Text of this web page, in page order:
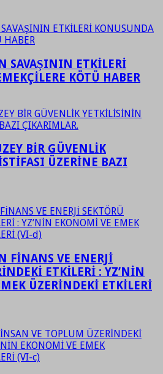
SAVAŞININ ETKİLERİ
KÖTÜ HABER
BİR GÜVENLİK
ÜZERİNE BAZI
FİNANS VE ENERJİ
ETKİLERİ : YZ’NİN
ÜZERİNDEKİ ETKİLERİ